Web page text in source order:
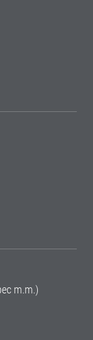
m.m.)